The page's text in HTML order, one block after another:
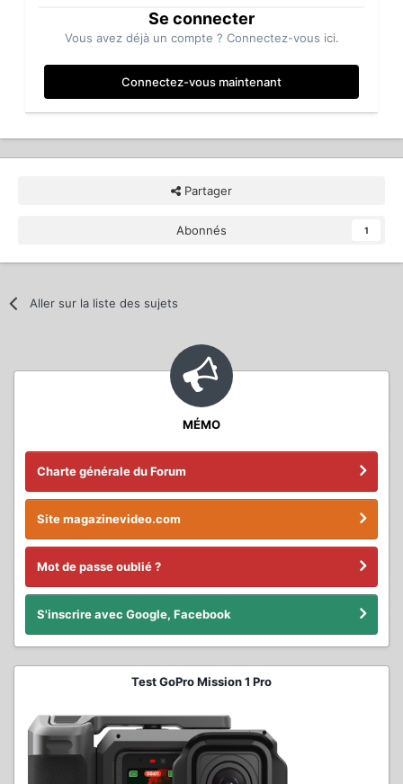
Se connecter
Vous avez déjà un compte ? Connectez-vous ici.
Connectez-vous maintenant
Partager
Abonnés 1
Aller sur la liste des sujets
MÉMO
Charte générale du Forum
Site magazinevideo.com
Mot de passe oublié ?
S'inscrire avec Google, Facebook
Test GoPro Mission 1 Pro